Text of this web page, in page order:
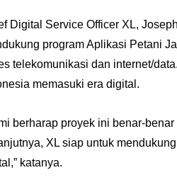
Digital Service Officer XL,
program Aplikasi Petani
telekomunikasi dan internet/
memasuki era digital.
berharap proyek ini benar-
XL siap untuk
katanya.